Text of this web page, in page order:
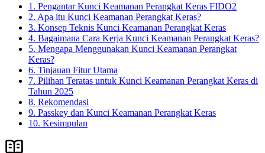
1. Pengantar Kunci Keamanan Perangkat Keras FIDO2
2. Apa itu Kunci Keamanan Perangkat Keras?
3. Konsep Teknis Kunci Keamanan Perangkat Keras
4. Bagaimana Cara Kerja Kunci Keamanan Perangkat Keras?
5. Mengapa Menggunakan Kunci Keamanan Perangkat
Keras?
6. Tinjauan Fitur Utama
7. Pilihan Teratas untuk Kunci Keamanan Perangkat Keras di
Tahun 2025
8. Rekomendasi
9. Passkey dan Kunci Keamanan Perangkat Keras
10. Kesimpulan